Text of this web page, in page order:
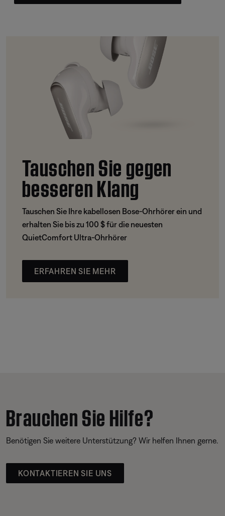
Tauschen Sie gegen
besseren Klang
Tauschen Sie Ihre kabellosen Bose-Ohrhörer ein und
erhalten Sie bis zu 100 $ für die neuesten
QuietComfort Ultra-Ohrhörer
ERFAHREN SIE MEHR
Brauchen Sie Hilfe?
Benötigen Sie weitere Unterstützung? Wir helfen Ihnen gerne.
KONTAKTIEREN SIE UNS